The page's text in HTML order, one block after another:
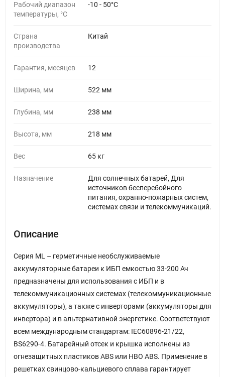
Рабочий диапазон
температуры, °С
-10 - 50°С
Страна
производства
Китай
Гарантия, месяцев 12
Ширина, мм 522 мм
Глубина, мм 238 мм
Высота, мм 218 мм
Вес 65 кг
Назначение
Для солнечных батарей, Для
источников бесперебойного
питания, охранно-пожарных систем,
системах связи и телекоммуникаций.
Описание
Серия ML – герметичные необслуживаемые
аккумуляторные батареи к ИБП емкостью 33-200 Ач
предназначены для использования с ИБП и в
телекоммуникационных системах (телекоммуникационные
аккумуляторы), а также с инверторами (аккумуляторы для
инвертора) и в альтернативной энергетике. Соответствуют
всем международным стандартам: IEC60896-21/22,
BS6290-4. Батарейный отсек и крышка исполнены из
огнезащитных пластиков ABS или HBO ABS. Применение в
решетках свинцово-кальциевого сплава гарантирует